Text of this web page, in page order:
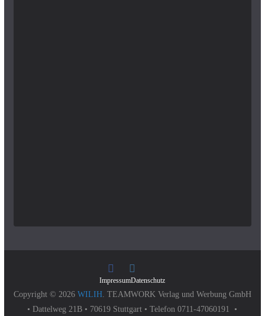
ImpressumDatenschutz
Copyright © 2026 WILIH. TEAMWORK Verlag und Werbung GmbH
• Dattelweg 21B • 70619 Stuttgart • Telefon 0711-47060191 •